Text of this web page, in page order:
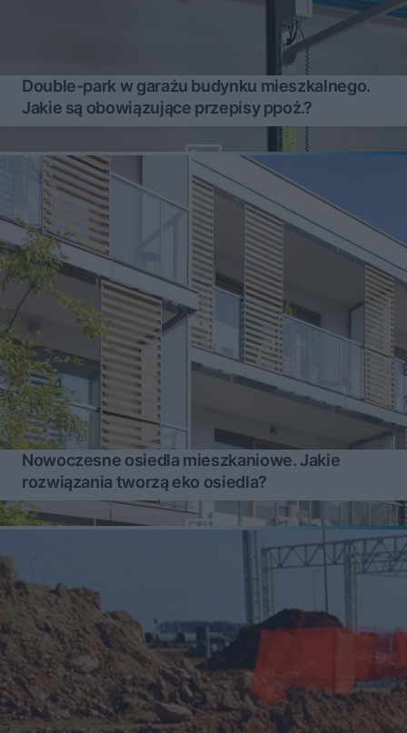
Double-park w garażu budynku mieszkalnego.
Jakie są obowiązujące przepisy ppoż.?
Nowoczesne osiedla mieszkaniowe. Jakie
rozwiązania tworzą eko osiedla?